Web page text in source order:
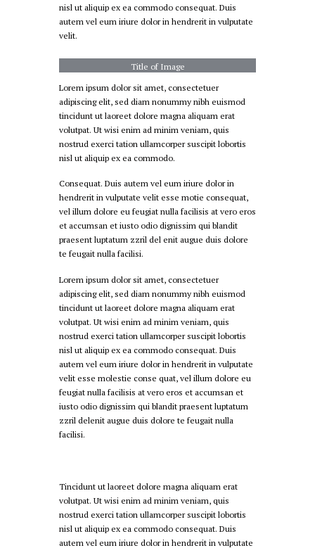
nisl ut aliquip ex ea commodo consequat. Duis
autem vel eum iriure dolor in hendrerit in vulputate
velit.
Title of Image
Lorem ipsum dolor sit amet, consectetuer
adipiscing elit, sed diam nonummy nibh euismod
tincidunt ut laoreet dolore magna aliquam erat
volutpat. Ut wisi enim ad minim veniam, quis
nostrud exerci tation ullamcorper suscipit lobortis
nisl ut aliquip ex ea commodo.
Consequat. Duis autem vel eum iriure dolor in
hendrerit in vulputate velit esse motie consequat,
vel illum dolore eu feugiat nulla facilisis at vero eros
et accumsan et iusto odio dignissim qui blandit
praesent luptatum zzril del enit augue duis dolore
te feugait nulla facilisi.
Lorem ipsum dolor sit amet, consectetuer
adipiscing elit, sed diam nonummy nibh euismod
tincidunt ut laoreet dolore magna aliquam erat
volutpat. Ut wisi enim ad minim veniam, quis
nostrud exerci tation ullamcorper suscipit lobortis
nisl ut aliquip ex ea commodo consequat. Duis
autem vel eum iriure dolor in hendrerit in vulputate
velit esse molestie conse quat, vel illum dolore eu
feugiat nulla facilisis at vero eros et accumsan et
iusto odio dignissim qui blandit praesent luptatum
zzril delenit augue duis dolore te feugait nulla
facilisi.
Tincidunt ut laoreet dolore magna aliquam erat
volutpat. Ut wisi enim ad minim veniam, quis
nostrud exerci tation ullamcorper suscipit lobortis
nisl ut aliquip ex ea commodo consequat. Duis
autem vel eum iriure dolor in hendrerit in vulputate